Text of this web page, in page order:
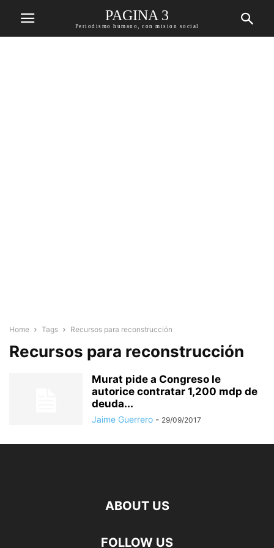
PAGINA 3
Periodismo humano, con mision social
Home Tags Recursos para reconstrucción
Recursos para reconstrucción
Murat pide a Congreso le
autorice contratar 1,200 mdp de
deuda...
Jaime Guerrero - 29/09/2017
ABOUT US
FOLLOW US